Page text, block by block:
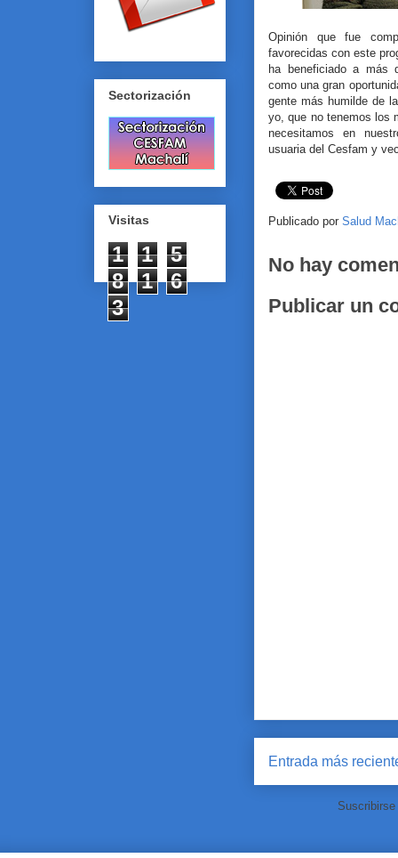
Opinión que fue
favorecidas con este
ha beneficiado a más
como una gran
gente más humilde de
yo, que no tenemos los
necesitamos en
usuaria del Cesfam y
Publicado por Salud
No hay
Publicar un
Entrada más
Sectorización
Visitas
1 1
5
8
1
6
3